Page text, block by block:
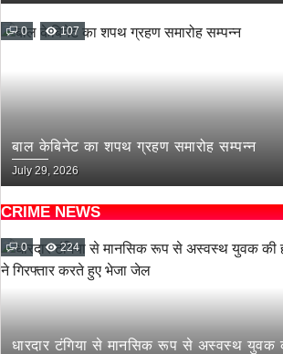
0 107
बाल केबिनेट का शपथ ग्रहण समारोह सम्पन्न
July 29, 2026
CRIME NEWS
0 224
धारदार टंगिया से मानसिक रूप से अस्वस्थ युवक